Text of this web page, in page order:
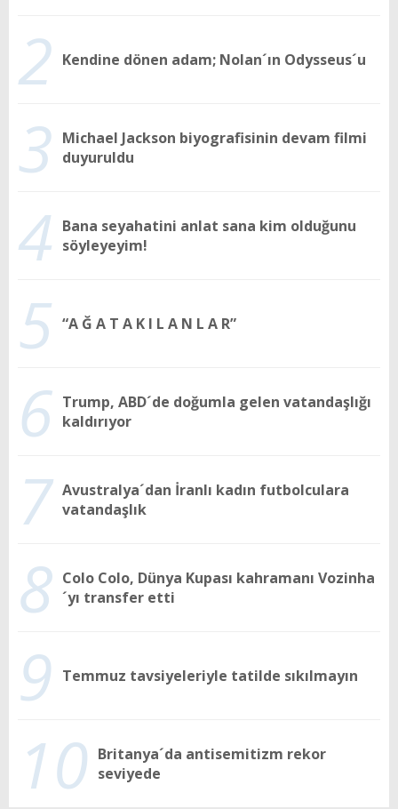
2 Kendine dönen adam; Nolan´ın Odysseus´u
3 Michael Jackson biyografisinin devam filmi
duyuruldu
4 Bana seyahatini anlat sana kim olduğunu
söyleyeyim!
5 “A Ğ A T A K I L A N L A R”
6 Trump, ABD´de doğumla gelen vatandaşlığı
kaldırıyor
7 Avustralya´dan İranlı kadın futbolculara
vatandaşlık
8 Colo Colo, Dünya Kupası kahramanı Vozinha
´yı transfer etti
9 Temmuz tavsiyeleriyle tatilde sıkılmayın
10 Britanya´da antisemitizm rekor
seviyede